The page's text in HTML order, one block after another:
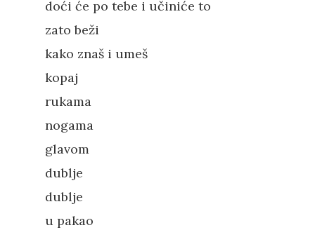
doći će po tebe i učiniće to
zato beži
kako znaš i umeš
kopaj
rukama
nogama
glavom
dublje
dublje
u pakao